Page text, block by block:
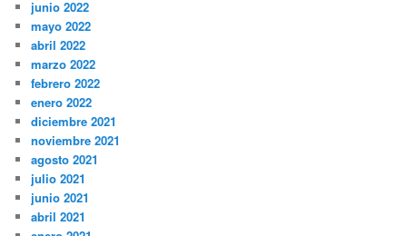
junio 2022
mayo 2022
abril 2022
marzo 2022
febrero 2022
enero 2022
diciembre 2021
noviembre 2021
agosto 2021
julio 2021
junio 2021
abril 2021